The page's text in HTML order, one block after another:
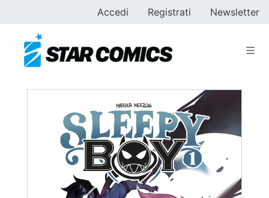
Accedi Registrati Newsletter